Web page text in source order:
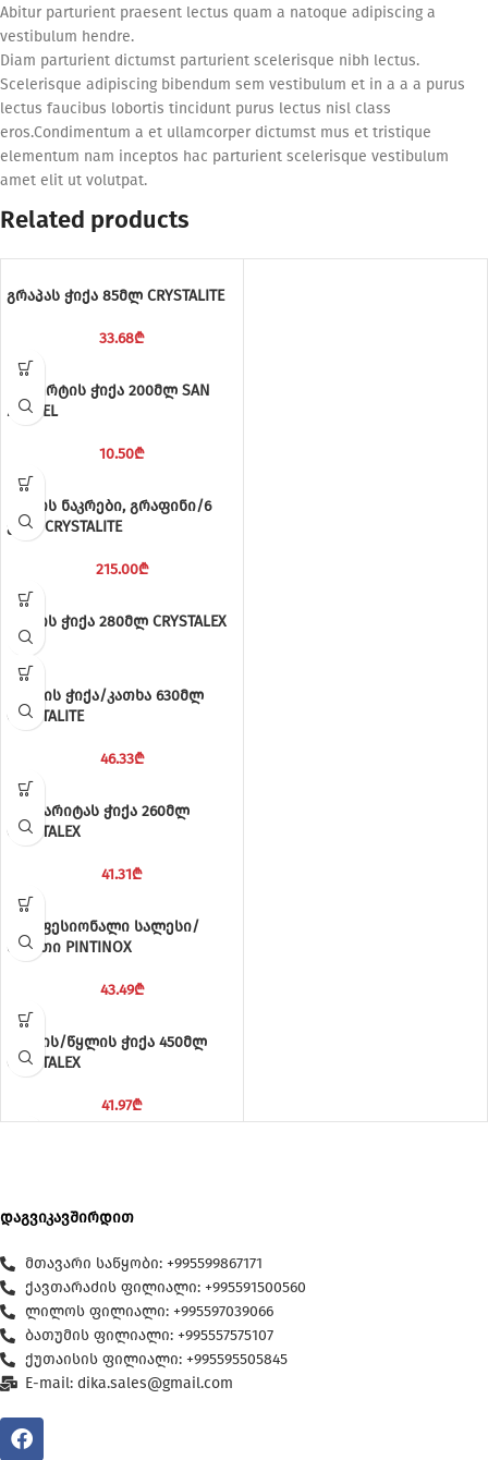
Abitur parturient praesent lectus quam a natoque adipiscing a
vestibulum hendre.
Diam parturient dictumst parturient scelerisque nibh lectus.
Scelerisque adipiscing bibendum sem vestibulum et in a a a purus
lectus faucibus lobortis tincidunt purus lectus nisl class
eros.Condimentum a et ullamcorper dictumst mus et tristique
elementum nam inceptos hac parturient scelerisque vestibulum
amet elit ut volutpat.
Related products
გრაპას ჭიქა 85მლ CRYSTALITE
33.68₾
დესერტის ჭიქა 200მლ SAN
MIGUEL
10.50₾
ვისკის ნაკრები, გრაფინი/6
ჭიქა CRYSTALITE
215.00₾
ვისკის ჭიქა 280მლ CRYSTALEX
ლუდის ჭიქა/კათხა 630მლ
CRYSTALITE
46.33₾
მარგარიტას ჭიქა 260მლ
CRYSTALEX
41.31₾
პროფესიონალი სალესი/
მასათი PINTINOX
43.49₾
წვენის/წყლის ჭიქა 450მლ
CRYSTALEX
41.97₾
დაგვიკავშირდით
მთავარი საწყობი: +995599867171
ქავთარაძის ფილიალი: +995591500560
ლილოს ფილიალი: +995597039066
ბათუმის ფილიალი: +995557575107
ქუთაისის ფილიალი: +995595505845
E-mail: dika.sales@gmail.com